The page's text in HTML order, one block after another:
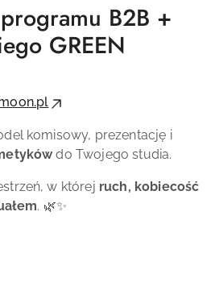
B2B +
GREEN
komisowy, prezentację i
do Twojego studia.
w której ruch, kobiecość
. 🌿✨